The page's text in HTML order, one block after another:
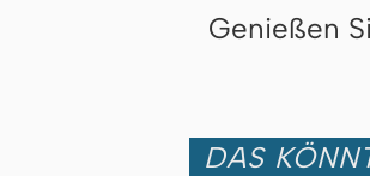
Genießen
DAS